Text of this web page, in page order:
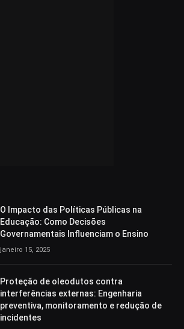
O Impacto das Políticas Públicas na
Educação: Como Decisões
Governamentais Influenciam o Ensino
janeiro 15, 2025
Proteção de oleodutos contra
interferências externas: Engenharia
preventiva, monitoramento e redução de
incidentes